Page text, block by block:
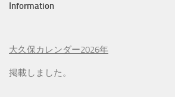
Information
大久保カレンダー2026年
掲載しました。